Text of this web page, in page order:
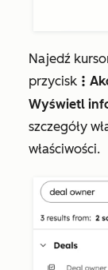
Najedź
przycisk verticalMenuA
Wyświetl
szczegóły
właściwości.